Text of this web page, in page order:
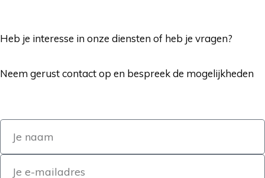
Heb je interesse in onze diensten of heb je vragen?
Neem gerust contact op en bespreek de mogelijkheden